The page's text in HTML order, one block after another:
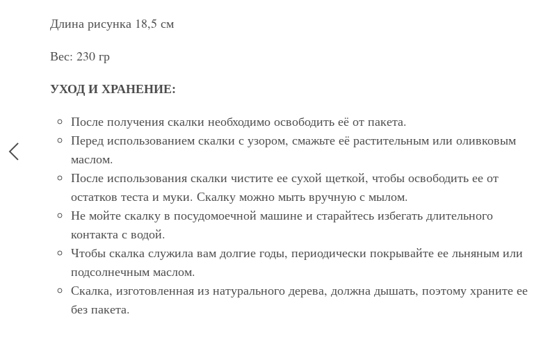
Длина рисунка 18,5 см
Вес: 230 гр
УХОД И ХРАНЕНИЕ:
После получения скалки необходимо освободить её от пакета.
Перед использованием скалки с узором, смажьте её растительным или оливковым
маслом.
После использования скалки чистите ее сухой щеткой, чтобы освободить ее от
остатков теста и муки. Скалку можно мыть вручную с мылом.
Не мойте скалку в посудомоечной машине и старайтесь избегать длительного
контакта с водой.
Чтобы скалка служила вам долгие годы, периодически покрывайте ее льняным или
подсолнечным маслом.
Скалка, изготовленная из натурального дерева, должна дышать, поэтому храните ее
без пакета.